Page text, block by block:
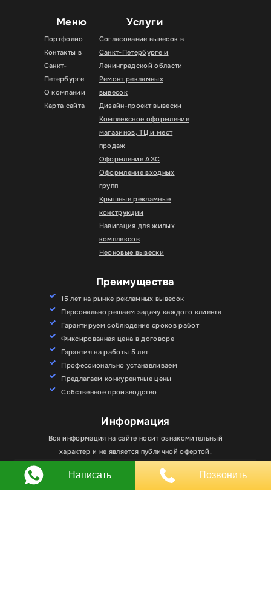
Меню
Портфолио
Контакты в
Санкт-
Петербурге
О компании
Карта сайта
Услуги
Согласование вывесок в
Санкт-Петербурге и
Ленинградской области
Ремонт рекламных
вывесок
Дизайн-проект вывески
Комплексное оформление
магазинов, ТЦ и мест
продаж
Оформление АЗС
Оформление входных
групп
Крышные рекламные
конструкции
Навигация для жилых
комплексов
Неоновые вывески
Преимущества
15 лет на рынке рекламных вывесок
Персонально решаем задачу каждого клиента
Гарантируем соблюдение сроков работ
Фиксированная цена в договоре
Гарантия на работы 5 лет
Профессионально устанавливаем
Предлагаем конкурентные цены
Собственное производство
Информация
Вся информация на сайте носит ознакомительный
характер и не является публичной офертой.
Любое использование материалов, элементов
дизайна и оформления, в том числе копирование
файлы cookie. Вы всегда можете отключить файлы
cookie в настройках браузера.
Хорошо
Написать Позвонить